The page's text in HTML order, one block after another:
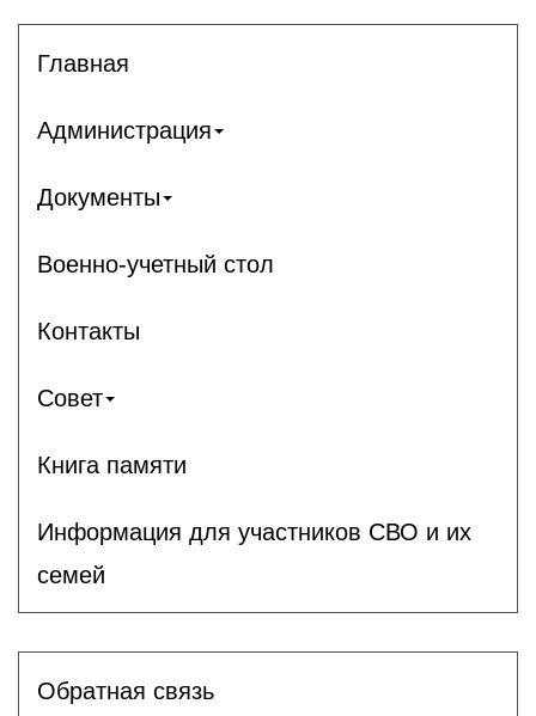
Главная
Администрация
Документы
Военно-учетный стол
Контакты
Совет
Книга памяти
Информация для участников СВО и их
семей
Обратная связь